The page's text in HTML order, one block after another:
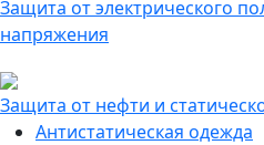
Защита от электрического
напряжения
Защита от нефти и
Антистатическая одежда